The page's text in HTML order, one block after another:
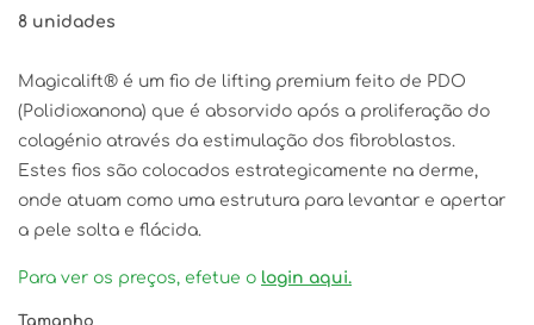
8 unidades
Magicalift® é um fio de lifting premium feito de PDO
(Polidioxanona) que é absorvido após a proliferação do
colagénio através da estimulação dos fibroblastos.
Estes fios são colocados estrategicamente na derme,
onde atuam como uma estrutura para levantar e apertar
a pele solta e flácida.
Para ver os preços, efetue o login aqui.
Tamanho